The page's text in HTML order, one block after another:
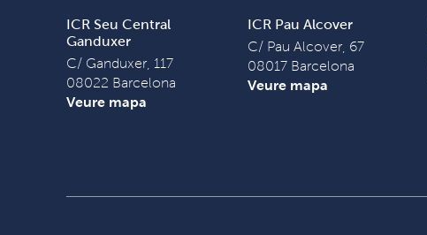
ICR Seu Central
Ganduxer
C/ Ganduxer, 117
08022 Barcelona
Veure mapa
ICR Pau Alcover
C/ Pau Alcover, 67
08017 Barcelona
Veure mapa